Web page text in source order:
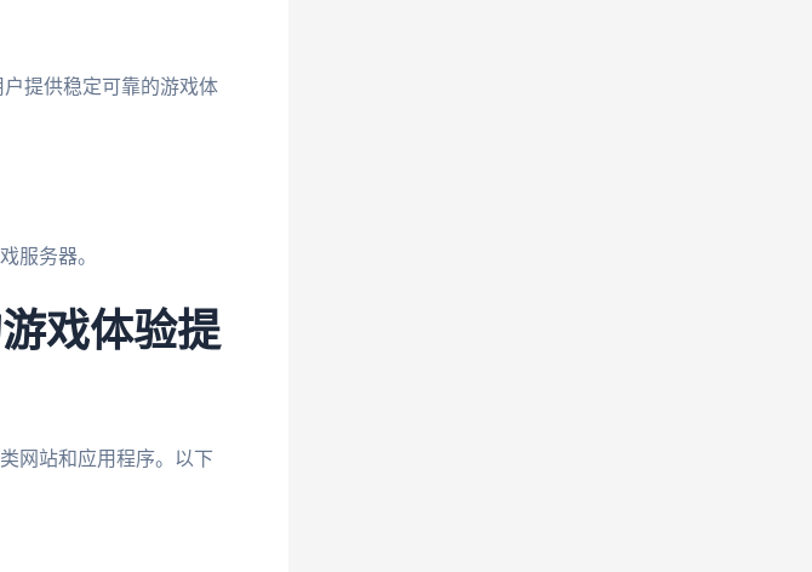
提供稳定可靠的游戏体
服务器。
戏体验提
网站和应用程序。以下